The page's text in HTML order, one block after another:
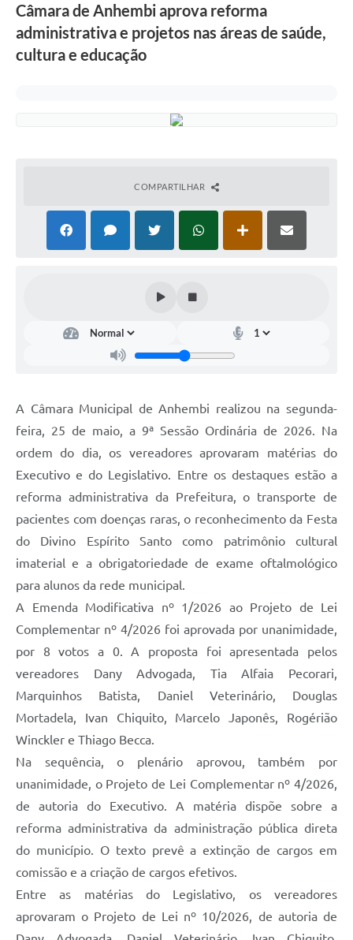
Câmara de Anhembi aprova reforma
administrativa e projetos nas áreas de saúde,
cultura e educação
COMPARTILHAR
A Câmara Municipal de Anhembi realizou na segunda-
feira, 25 de maio, a 9ª Sessão Ordinária de 2026. Na
ordem do dia, os vereadores aprovaram matérias do
Executivo e do Legislativo. Entre os destaques estão a
reforma administrativa da Prefeitura, o transporte de
pacientes com doenças raras, o reconhecimento da Festa
do Divino Espírito Santo como patrimônio cultural
imaterial e a obrigatoriedade de exame oftalmológico
para alunos da rede municipal.
A Emenda Modificativa nº 1/2026 ao Projeto de Lei
Complementar nº 4/2026 foi aprovada por unanimidade,
por 8 votos a 0. A proposta foi apresentada pelos
vereadores Dany Advogada, Tia Alfaia Pecorari,
Marquinhos Batista, Daniel Veterinário, Douglas
Mortadela, Ivan Chiquito, Marcelo Japonês, Rogérião
Winckler e Thiago Becca.
Na sequência, o plenário aprovou, também por
unanimidade, o Projeto de Lei Complementar nº 4/2026,
de autoria do Executivo. A matéria dispõe sobre a
reforma administrativa da administração pública direta
do município. O texto prevê a extinção de cargos em
comissão e a criação de cargos efetivos.
Entre as matérias do Legislativo, os vereadores
aprovaram o Projeto de Lei nº 10/2026, de autoria de